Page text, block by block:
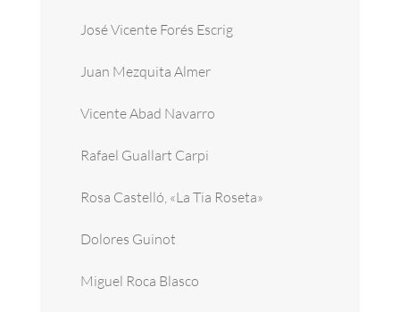
José Vicente Forés Escrig
Juan Mezquita Almer
Vicente Abad Navarro
Rafael Guallart Carpi
Rosa Castelló, «La Tia Roseta»
Dolores Guinot
Miguel Roca Blasco